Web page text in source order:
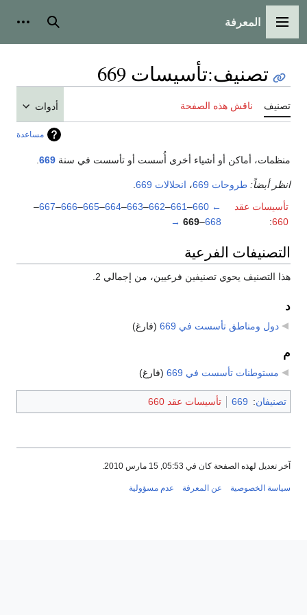
القائمة الرئيسية
المعرفة بحث
تصنيف:تأسيسات 669
تصنيف ناقش هذه الصفحة أدوات
مساعدة
منظمات، أماكن أو أشياء أخرى أُسست أو تأسست في سنة 669
انظر أيضاً: طروحات 669 ، انحلالات 669
تأسيسات عقد
660
:
←
660
–
661
–
662
–
663
–
664
–
665
–
666
–
667
–
668
–
669
→
التصنيفات الفرعية
هذا التصنيف يحوي تصنيفين فرعيين، من إجمالي 2.
د
دول ومناطق تأسست في 669 (فارغ)
م
مستوطنات تأسست في 669 (فارغ)
تصنيفان:
669 تأسيسات عقد 660
آخر تعديل لهذه الصفحة كان في 05:53, 15 مارس 2010.
سياسة الخصوصية عن المعرفة عدم مسؤولية